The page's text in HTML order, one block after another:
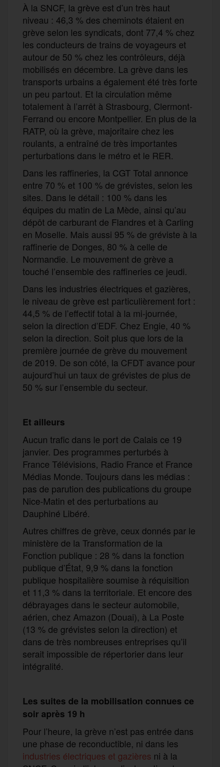
À la SNCF, la grève est d’un très haut
niveau : 46,3 % des cheminots étaient en
grève selon les syndicats, dont 77,4 % chez
les conducteurs de trains de voyageurs et
autour de 50 % chez les contrôleurs, déjà
mobilisés en décembre. La grève dans les
transports urbains a également été très forte
un peu partout. Et la circulation même
totalement à l’arrêt à Strasbourg, Clermont-
Ferrand ou encore Montpellier. En plus de la
RATP, où la grève, majoritaire chez les
roulants, a entraîné de très importantes
perturbations dans le métro et le RER.
Dans les raffineries, la CGT Total annonce
entre 70 % et 100 % de grévistes, selon les
sites. Dans le détail : 100 % dans les
équipes du matin de La Mède, ainsi qu’au
dépôt de carburant de Flandres et à Carling
en Moselle. Mais aussi 95 % de gréviste à la
raffinerie de Donges, 80 % à celle de
Normandie. Le mouvement de grève a
touché l’ensemble des raffineries ce jeudi.
Dans les industries électriques et gazières,
le niveau de grève est particulièrement fort :
44,5 % de l’effectif total à la mi-journée,
selon la direction d’EDF. Chez Engie, 40 %
selon la direction. Soit plus que lors de la
première journée de grève du mouvement
de 2019. De son côté, la CFDT avance pour
aujourd’hui un taux de grévistes de plus de
50 % sur l’ensemble du secteur.
Et ailleurs
Aucun trafic dans le port de Calais ce 19
janvier. Des programmes perturbés à
France Télévisions, Radio France et France
Médias Monde. Toujours dans les médias :
pas de parution des publications du groupe
Nice-Matin et des perturbations au
Dauphiné Libéré.
Autres chiffres de grève, ceux donnés par le
ministère de la Transformation de la
Fonction publique : 28 % dans la fonction
publique d’État, 9,9 % dans la fonction
publique hospitalière soumise à réquisition
et 11,3 % dans la territoriale. Et encore des
débrayages dans le secteur automobile,
aérien, chez Amazon (Douai), à La Poste
(13 % de grévistes selon la direction) et
dans de très nombreuses entreprises qu’il
serait impossible de répertorier dans leur
intégralité.
Les suites de la mobilisation connues ce
soir après 19 h
Pour l’heure, la grève n’est pas entrée dans
une phase de reconductible, ni dans les
industries électriques et gazières ni à la